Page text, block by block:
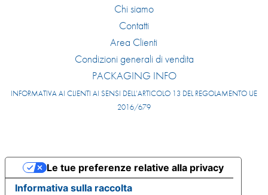
Chi siamo
Contatti
Area Clienti
Condizioni generali di vendita
PACKAGING INFO
INFORMATIVA AI CLIENTI AI SENSI DELL’ARTICOLO 13 DEL REGOLAMENTO UE
2016/679
Informativa sulla raccolta
Le tue preferenze relative alla privacy